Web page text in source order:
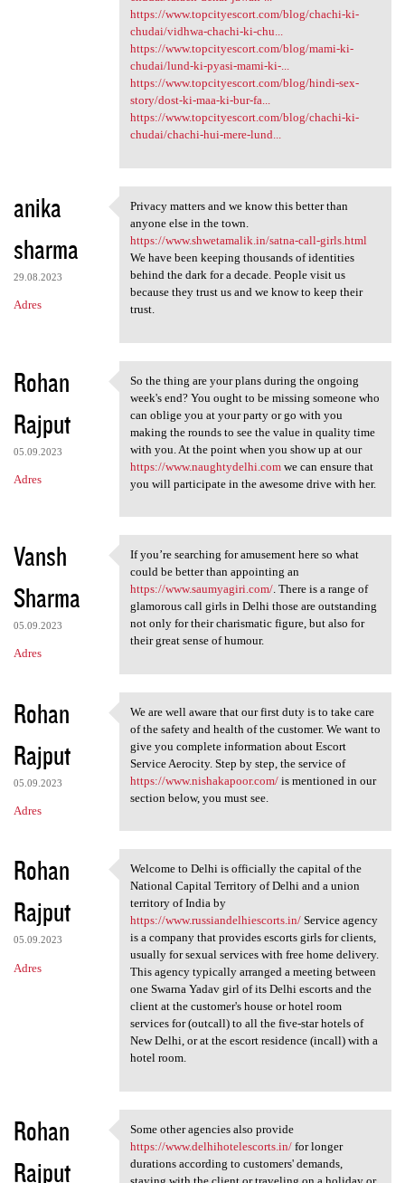
https://www.topcityescort.com/blog/chachi-ki-
chudai/vidhwa-chachi-ki-chu...
https://www.topcityescort.com/blog/mami-ki-
chudai/lund-ki-pyasi-mami-ki-...
https://www.topcityescort.com/blog/hindi-sex-
story/dost-ki-maa-ki-bur-fa...
https://www.topcityescort.com/blog/chachi-ki-
chudai/chachi-hui-mere-lund...
anika
sharma
29.08.2023
Adres
Privacy matters and we know
Privacy matters and we know this better than
anyone else in the town.
https://www.shwetamalik.in/satna-call-girls.html
We have been keeping thousands of identities
behind the dark for a decade. People visit us
because they trust us and we know to keep their
trust.
Rohan
Rajput
05.09.2023
Adres
So the thing are your plans
So the thing are your plans during the ongoing
week's end? You ought to be missing someone who
can oblige you at your party or go with you
making the rounds to see the value in quality time
with you. At the point when you show up at our
https://www.naughtydelhi.comwe can ensure that
you will participate in the awesome drive with her.
Vansh
Sharma
05.09.2023
Adres
If you’re searching for
If you’re searching for amusement here so what
could be better than appointing an
https://www.saumyagiri.com/. There is a range of
glamorous call girls in Delhi those are outstanding
not only for their charismatic figure, but also for
their great sense of humour.
Rohan
Rajput
05.09.2023
Adres
We are well aware that our
We are well aware that our first duty is to take care
of the safety and health of the customer. We want to
give you complete information about Escort
Service Aerocity. Step by step, the service of
https://www.nishakapoor.com/is mentioned in our
section below, you must see.
Rohan
Rajput
05.09.2023
Adres
Welcome to Delhi is
Welcome to Delhi is officially the capital of the
National Capital Territory of Delhi and a union
territory of India by
https://www.russiandelhiescorts.in/Service agency
is a company that provides escorts girls for clients,
usually for sexual services with free home delivery.
This agency typically arranged a meeting between
one Swarna Yadav girl of its Delhi escorts and the
client at the customer's house or hotel room
services for (outcall) to all the five-star hotels of
New Delhi, or at the escort residence (incall) with a
hotel room.
Rohan
Rajput
Some other agencies also
Some other agencies also provide
https://www.delhihotelescorts.in/for longer
durations according to customers' demands,